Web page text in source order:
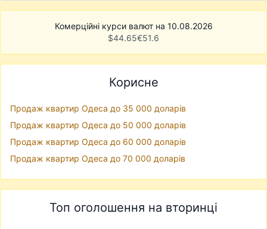
Комерційні курси валют на 10.08.2026
$44.65€51.6
Корисне
Продаж квартир Одеса до 35 000 доларів
Продаж квартир Одеса до 50 000 доларів
Продаж квартир Одеса до 60 000 доларів
Продаж квартир Одеса до 70 000 доларів
Топ оголошення на вторинці